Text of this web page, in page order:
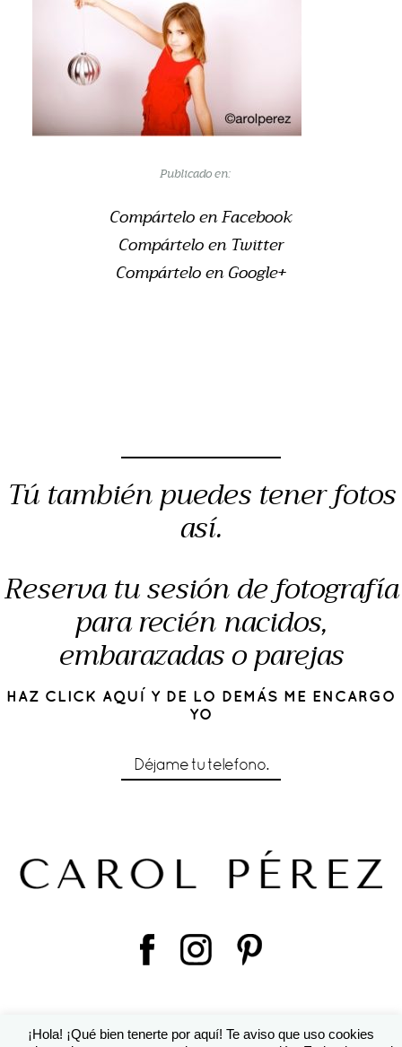
Publicado en:
Compártelo en Facebook
Compártelo en Twitter
Compártelo en Google+
Tú también puedes tener fotos
así.
Reserva tu sesión de fotografía
para recién nacidos,
embarazadas o parejas
HAZ CLICK AQUÍ Y DE LO DEMÁS ME ENCARGO
YO
Déjame tu telefono.
© 2016 Cárol Pérez | Diseño deSusana Torralbo | ProPhoto
¡Hola! ¡Qué bien tenerte por aquí! Te aviso que uso cookies